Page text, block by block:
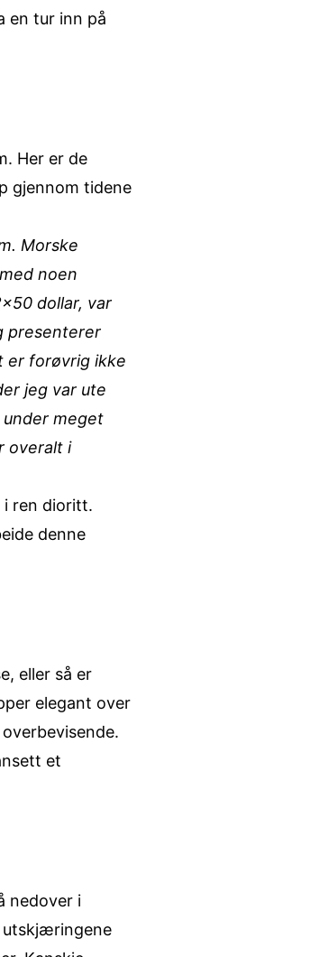
en tur inn på
Her er de
gjennom tidene
Morske
noen
dollar, var
presenterer
er forøvrig ikke
jeg var ute
meget
overalt i
i ren dioritt.
denne
eller så er
elegant over
et
nedover i
utskjæringene